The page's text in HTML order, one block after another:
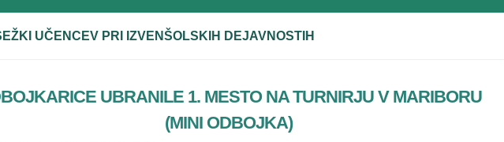
UČENCEV PRI IZVENŠOLSKIH DEJAVNOSTIH
UBRANILE 1. MESTO NA TURNIRJU V MARIBORU
(MINI ODBOJKA)